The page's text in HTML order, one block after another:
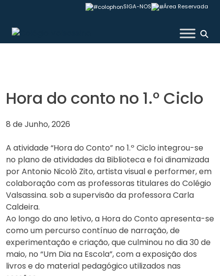
content
SIGA-NOS Área Reservada
Colégio Valsassina
Hora do conto no 1.º Ciclo
8 de Junho, 2026
A atividade “Hora do Conto” no 1.º Ciclo integrou-se
no plano de atividades da Biblioteca e foi dinamizada
por Antonio Nicolò Zito, artista visual e performer, em
colaboração com as professoras titulares do Colégio
Valsassina. sob a supervisão da professora Carla
Caldeira.
Ao longo do ano letivo, a Hora do Conto apresenta-se
como um percurso contínuo de narração, de
experimentação e criação, que culminou no dia 30 de
maio, no “Um Dia na Escola”, com a exposição dos
livros e do material pedagógico utilizados nas